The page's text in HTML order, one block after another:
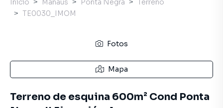
Início Manaus Ponta Negra
Terreno
TE0030_IMOM
Fotos
Mapa
Terreno de esquina 600m² Cond Ponta